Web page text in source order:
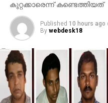
കുറ്റക്കാരെന്ന് കണ്ടെത്തിയത്
Published 10 hours ago
By webdesk18